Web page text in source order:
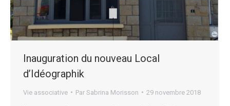
Inauguration du nouveau Local
d’Idéographik
Vie associative Par Sabrina Morisson 29 novembre 2018